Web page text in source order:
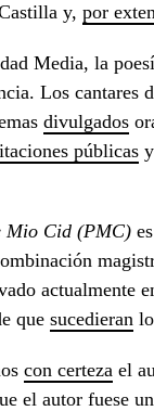
y, por
Media, la
Los cantares
divulgados
públicas
Mio Cid (PMC) es
actualmente
que sucedieran
con certeza el
el autor fuese